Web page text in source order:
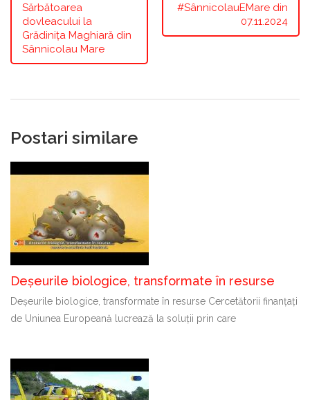
Sărbătoarea
dovleacului la
Grădinița Maghiară din
Sânnicolau Mare
#SânnicolauEMare din
07.11.2024
Postari similare
Deșeurile biologice, transformate în resurse
Deșeurile biologice, transformate în resurse Cercetătorii finanțați
de Uniunea Europeană lucrează la soluții prin care